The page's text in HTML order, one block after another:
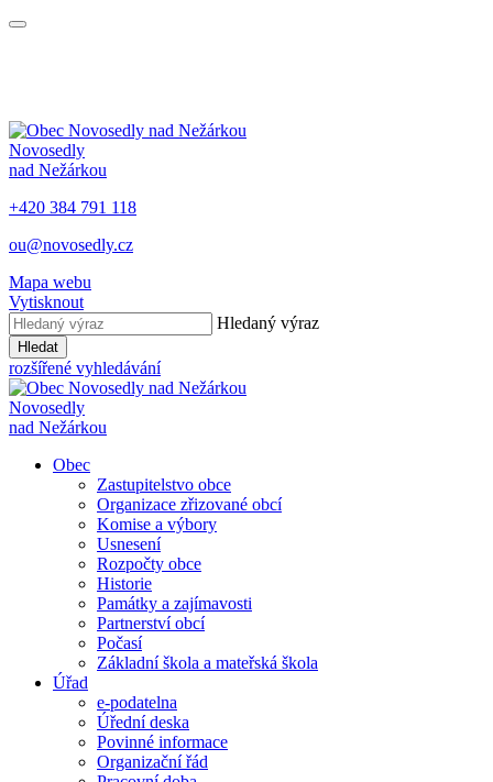
Novosedly
nad Nežárkou
+420 384 791 118
ou@novosedly.cz
Mapa webu
Vytisknout
Hledaný výraz
Hledat
rozšířené vyhledávání
Novosedly
nad Nežárkou
Obec
Zastupitelstvo obce
Organizace zřizované obcí
Komise a výbory
Usnesení
Rozpočty obce
Historie
Památky a zajímavosti
Partnerství obcí
Počasí
Základní škola a mateřská škola
Úřad
e-podatelna
Úřední deska
Povinné informace
Organizační řád